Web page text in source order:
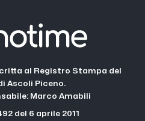
al Registro Stampa del
Ascoli Piceno.
Marco Amabili
del 6 aprile 2011